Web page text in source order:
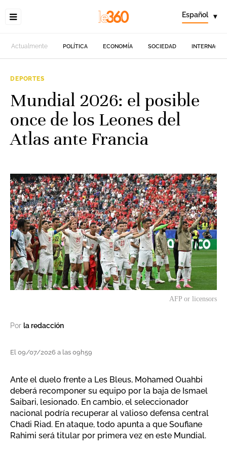
Español ▾
Actualmente POLÍTICA ECONOMÍA SOCIEDAD
DEPORTES
Mundial 2026: el posible
once de los Leones del
Atlas ante Francia
AFP or licensors
Por la redacción
El 09/07/2026 a las 09h59
Ante el duelo frente a Les Bleus, Mohamed Ouahbi
deberá recomponer su equipo por la baja de Ismael
Saibari, lesionado. En cambio, el seleccionador
nacional podría recuperar al valioso defensa central
Chadi Riad. En ataque, todo apunta a que Soufiane
Rahimi será titular por primera vez en este Mundial.